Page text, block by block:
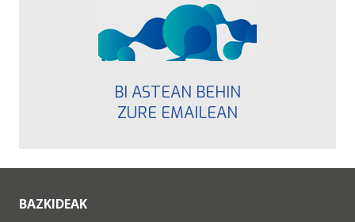
BI ASTEAN BEHIN
ZURE EMAILEAN
BAZKIDEAK